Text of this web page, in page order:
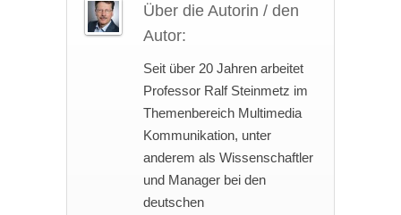
Über die Autorin / den
Autor:
Seit über 20 Jahren arbeitet
Professor Ralf Steinmetz im
Themenbereich Multimedia
Kommunikation, unter
anderem als Wissenschaftler
und Manager bei den
deutschen